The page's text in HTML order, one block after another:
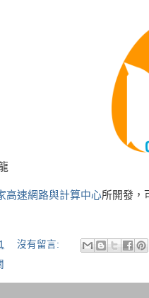
高速網路與計算中心所開發，
沒有留言: